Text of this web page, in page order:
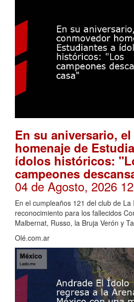
En su aniversario,
homenaje de
ídolos históricos:
campeones
04 de Agosto, 2026
En el cumpleaños 121 del club de
reconocimiento para los fallecidos
Malbernat, Russo, la Bruja Verón y
Olé.com.ar